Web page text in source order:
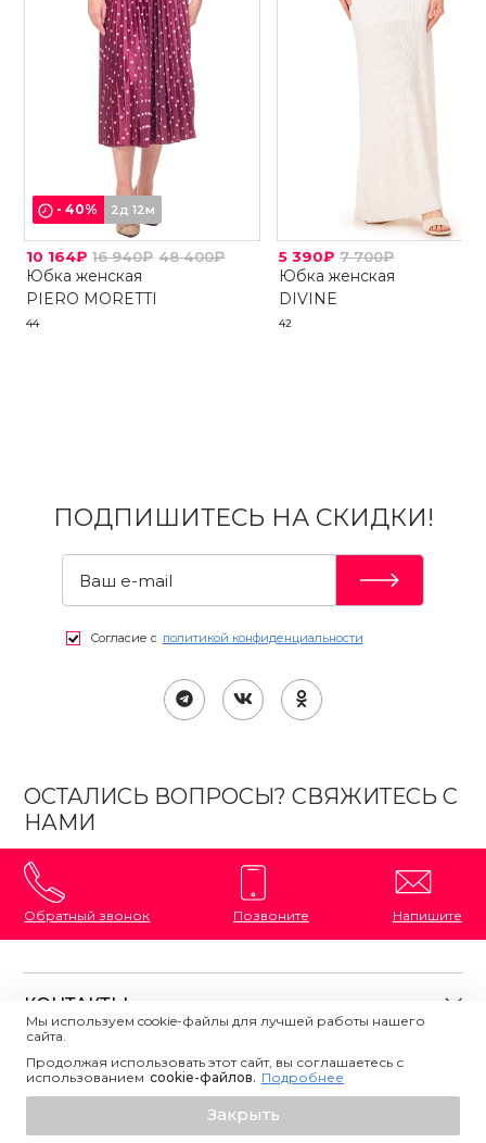
Добавить в корзину
-40% 2д 12м
10 164₽ 16 940₽ 48 400₽
Юбка женская
PIERO MORETTI
44
5 390₽ 7 700₽
Юбка женская
DIVINE
42
ПОДПИШИТЕСЬ НА СКИДКИ!
Согласие с политикой конфиденциальности
ОСТАЛИСЬ ВОПРОСЫ? СВЯЖИТЕСЬ С
НАМИ
Обратный звонок Позвоните Напишите
КОНТАКТЫ
8 (800) 333-87-72
Напишите нам
ПОЛЕЗНАЯ ИНФОРМАЦИЯ
О магазине
Политика конфиденциальности
Мы используем cookie-файлы для лучшей работы нашего
сайта.
Продолжая использовать этот сайт, вы соглашаетесь с
использованием сookie-файлов. Подробнее
Закрыть